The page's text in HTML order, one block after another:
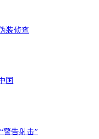
装侦查
国
警告射击”